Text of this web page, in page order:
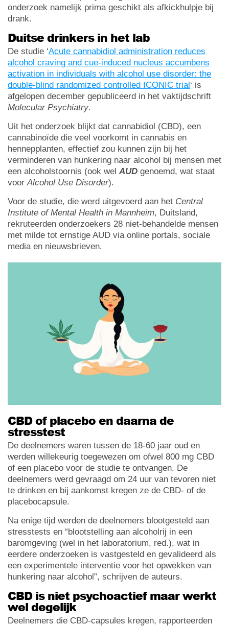
onderzoek namelijk prima geschikt als afkickhulpje bij
drank.
Duitse drinkers in het lab
De studie ‘Acute cannabidiol administration reduces
alcohol craving and cue-induced nucleus accumbens
activation in individuals with alcohol use disorder: the
double-blind randomized controlled ICONIC trial‘ is
afgelopen december gepubliceerd in het vaktijdschrift
Molecular Psychiatry.
Uit het onderzoek blijkt dat cannabidiol (CBD), een
cannabinoïde die veel voorkomt in cannabis en
hennepplanten, effectief zou kunnen zijn bij het
verminderen van hunkering naar alcohol bij mensen met
een alcoholstoornis (ook wel AUD genoemd, wat staat
voorAlcohol Use Disorder).
Voor de studie, die werd uitgevoerd aan het Central
Institute of Mental Health in Mannheim, Duitsland,
rekruteerden onderzoekers 28 niet-behandelde mensen
met milde tot ernstige AUD via online portals, sociale
media en nieuwsbrieven.
CBD of placebo en daarna de
stresstest
De deelnemers waren tussen de 18-60 jaar oud en
werden willekeurig toegewezen om ofwel 800 mg CBD
of een placebo voor de studie te ontvangen. De
deelnemers werd gevraagd om 24 uur van tevoren niet
te drinken en bij aankomst kregen ze de CBD- of de
placebocapsule.
Na enige tijd werden de deelnemers blootgesteld aan
stresstests en “blootstelling aan alcoholrij in een
baromgeving (wel in het laboratorium, red.), wat in
eerdere onderzoeken is vastgesteld en gevalideerd als
een experimentele interventie voor het opwekken van
hunkering naar alcohol”, schrijven de auteurs.
CBD is niet psychoactief maar werkt
wel degelijk
Deelnemers die CBD-capsules kregen, rapporteerden